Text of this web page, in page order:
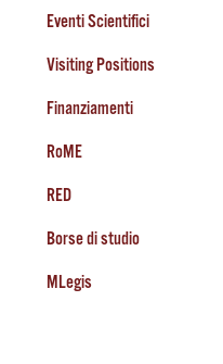
Eventi Scientifici
Visiting Positions
Finanziamenti
RoME
RED
Borse di studio
MLegis